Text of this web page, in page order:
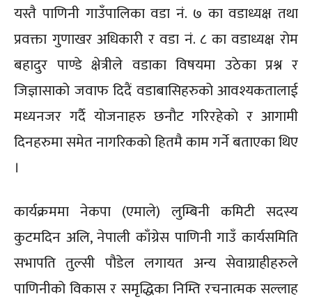
यस्तै पाणिनी गाउँपालिका वडा नं. ७ का वडाध्यक्ष तथा
प्रवक्ता गुणाखर अधिकारी र वडा नं. ८ का वडाध्यक्ष रोम
बहादुर पाण्डे क्षेत्रीले वडाका विषयमा उठेका प्रश्न र
जिज्ञासाको जवाफ दिदैं वडाबासिहरुको आवश्यकतालाई
मध्यनजर गर्दै योजनाहरु छनौट गरिरहेकाे र आगामी
दिनहरुमा समेत नागरिककाे हितमै काम गर्ने बताएका थिए
।
कार्यक्रममा नेकपा (एमाले) लुम्बिनी कमिटी सदस्य
कुटमदिन अलि, नेपाली काँग्रेस पाणिनी गाउँ कार्यसमिति
सभापति तुल्सी पौडेल लगायत अन्य सेवाग्राहीहरुले
पाणिनीको विकास र समृद्धिका निम्ति रचनात्मक सल्लाह